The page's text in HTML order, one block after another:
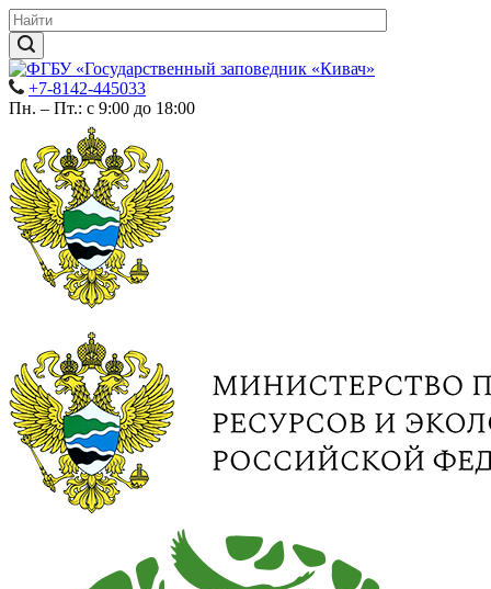
+7-8142-445033
Пн. – Пт.: с 9:00 до 18:00